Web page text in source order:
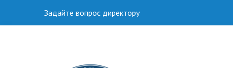
Задайте вопрос директору